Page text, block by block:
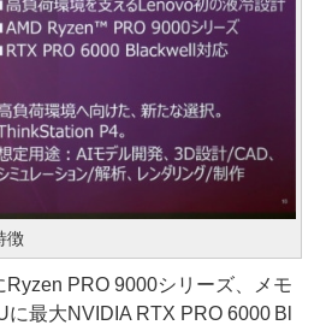
徴
PRO 9000シリーズ、メモ
に最大NVIDIA RTX PRO 6000 Bl